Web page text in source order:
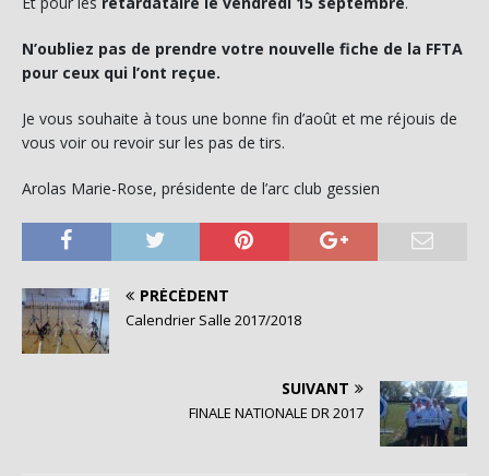
N’oubliez pas de prendre votre nouvelle fiche de la FFTA
pour ceux qui l’ont reçue.
Je vous souhaite à tous une bonne fin d’août et me réjouis de
vous voir ou revoir sur les pas de tirs.
Arolas Marie-Rose, présidente de l’arc club gessien
PRÉCÉDENT
Calendrier Salle 2017/2018
SUIVANT
FINALE NATIONALE DR 2017